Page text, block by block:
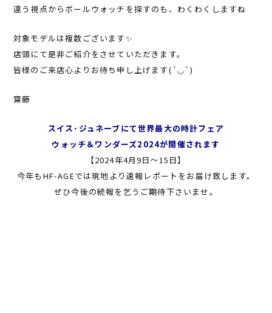
違う視点からボールウォッチを探すのも、わくわくしますね
対象モデルは複数ございます✨
店頭にて是非ご紹介をさせていただきます。
皆様のご来店心よりお待ち申し上げます(´◡`)
齋藤
スイス･ジュネーブにて世界最大の時計フェア
ウォッチ＆ワンダーズ2024が開催されます
【2024年4月9日～15日】
今年もHF-AGEでは現地より速報レポートをお届け致します。
ぜひ今後の続報を乞うご期待下さいませ。